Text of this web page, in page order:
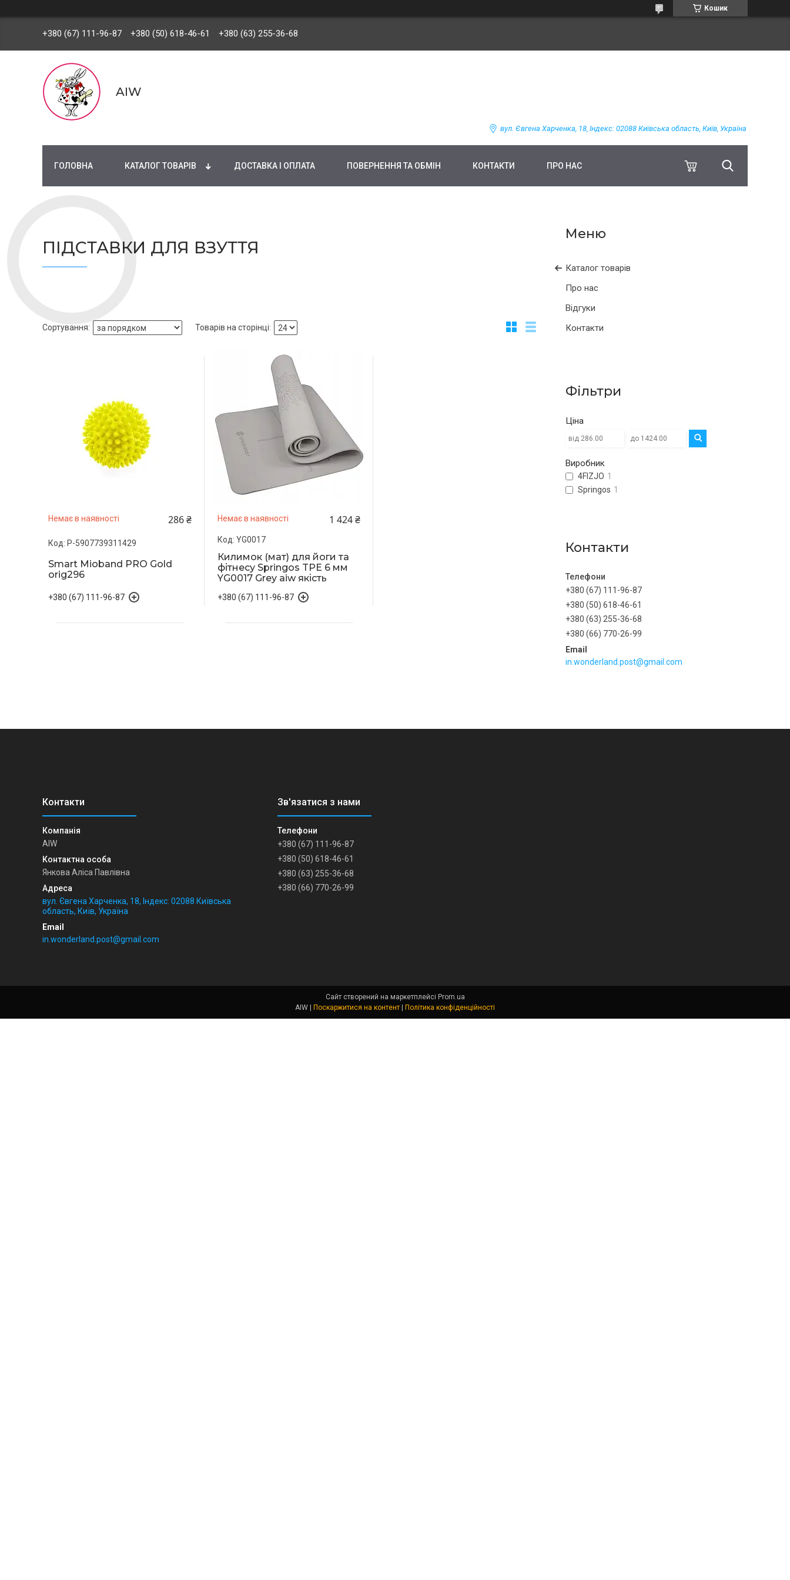
Кошик
+380 (67) 111-96-87 +380 (50) 618-46-61 +380 (63) 255-36-68
AIW
вул. Євгена Харченка, 18, Індекс: 02088 Київська область, Київ, Україна
ГОЛОВНА КАТАЛОГ ТОВАРІВ ДОСТАВКА І ОПЛАТА ПОВЕРНЕННЯ ТА ОБМІН КОНТАКТИ ПРО НАС
Каталог товарів
Про нас
Відгуки
Контакти
Фільтри
Ціна
Виробник
4FIZJO 1
Springos 1
Контакти
+380 (67) 111-96-87
+380 (50) 618-46-61
+380 (63) 255-36-68
+380 (66) 770-26-99
in.wonderland.post@gmail.com
ПІДСТАВКИ ДЛЯ ВЗУТТЯ
Немає в наявності 286 ₴
P-5907739311429
Smart Mioband PRO Gold
orig296
+380 (67) 111-96-87
Немає в наявності 1 424 ₴
YG0017
Килимок (мат) для йоги та
фітнесу Springos TPE 6 мм
YG0017 Grey aiw якість
+380 (67) 111-96-87
AIW
Янкова Аліса Павлівна
вул. Євгена Харченка, 18, Індекс: 02088 Київська
область, Київ, Україна
in.wonderland.post@gmail.com
+380 (67) 111-96-87
+380 (50) 618-46-61
+380 (63) 255-36-68
+380 (66) 770-26-99
Сайт створений на маркетплейсі Prom.ua
Поскаржитися на контент Політика конфіденційності